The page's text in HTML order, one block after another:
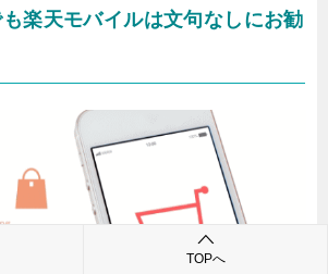
楽天モバイルは文句なしにお勧
TOPへ